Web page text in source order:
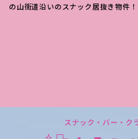
の山街道沿いのスナック居抜き物件！